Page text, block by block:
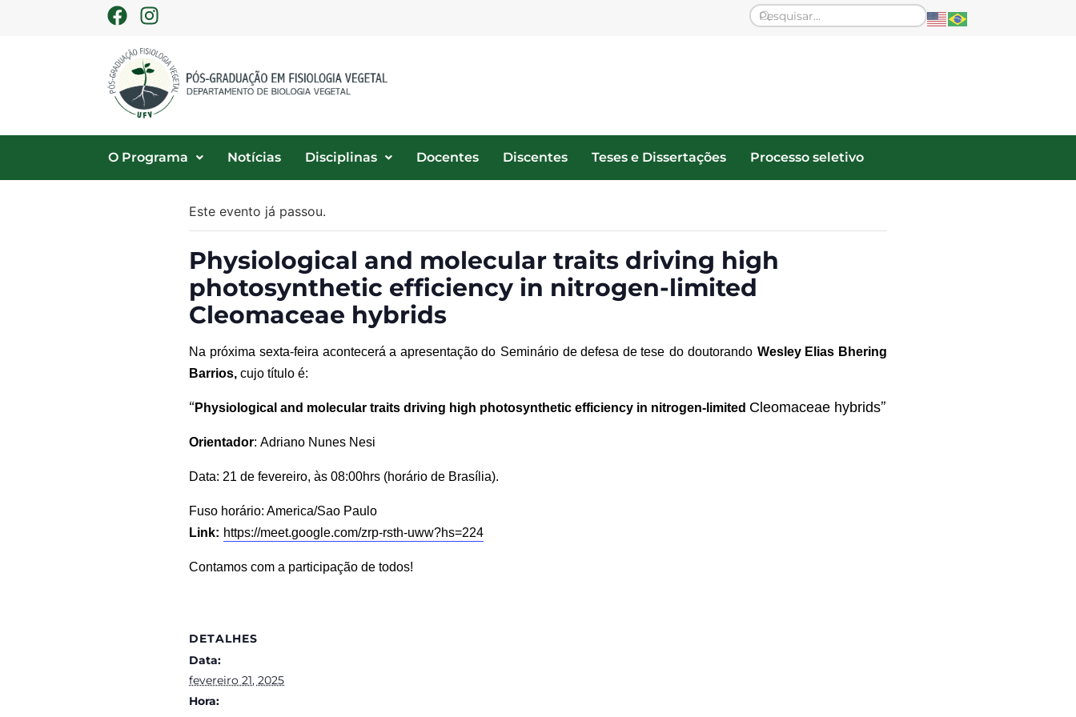
O Programa Notícias Disciplinas Docentes Discentes Teses e Dissertações Processo seletivo
Este evento já passou.
Physiological and molecular traits driving high
photosynthetic efficiency in nitrogen-limited
Cleomaceae hybrids
Na próxima sexta-feira acontecerá a apresentação do Seminário de defesa detese do doutorando Wesley Elias Bhering
Barrios,cujo título é:
“ Physiological and molecular traits driving high photosynthetic efficiency in nitrogen-limited Cleomaceae hybrids”
Orientador:Adriano Nunes Nesi
Data: 21 de fevereiro, às08:00hrs (horário de Brasília).
Fuso horário: America/Sao Paulo
Link: https://meet.google.com/zrp-rsth-uww?hs=224
Contamos com a participação de todos!
DETALHES
Data:
fevereiro 21, 2025
Hora: